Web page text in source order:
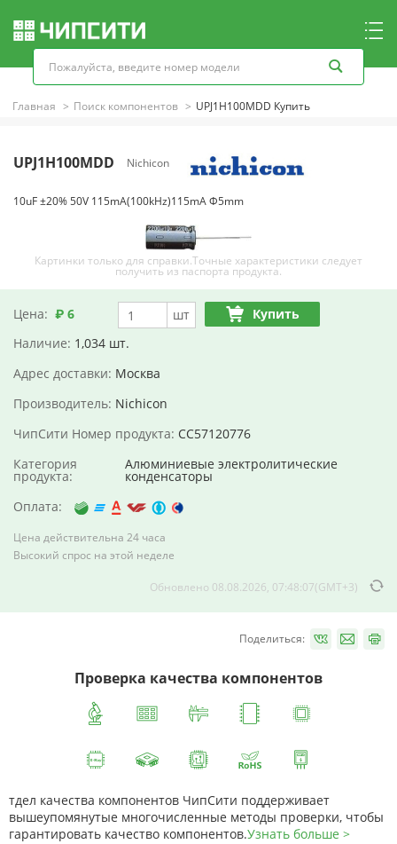
Главная Поиск компонентов UPJ1H100MDD Купить
UPJ1H100MDD Nichicon
10uF ±20% 50V 115mA(100kHz)115mA Φ5mm
Картинки только для справки.Точные характеристики следует
получить из паспорта продукта.
Цена: ₽ 6 шт
Купить
Наличие: 1,034 шт.
Адрес доставки: Москва
Производитель: Nichicon
ЧипСити Номер продукта: CC57120776
Категория
продукта:
Алюминиевые электролитические
конденсаторы
Оплата:
Цена действительна 24 часа
Высокий спрос на этой неделе
Обновлено 08.08.2026, 07:48:07(GMT+3)
Поделиться:
Проверка качества компонентов
тдел качества компонентов ЧипСити поддерживает
вышеупомянутые многочисленные методы проверки, чтобы
гарантировать качество компонентов.Узнать больше >